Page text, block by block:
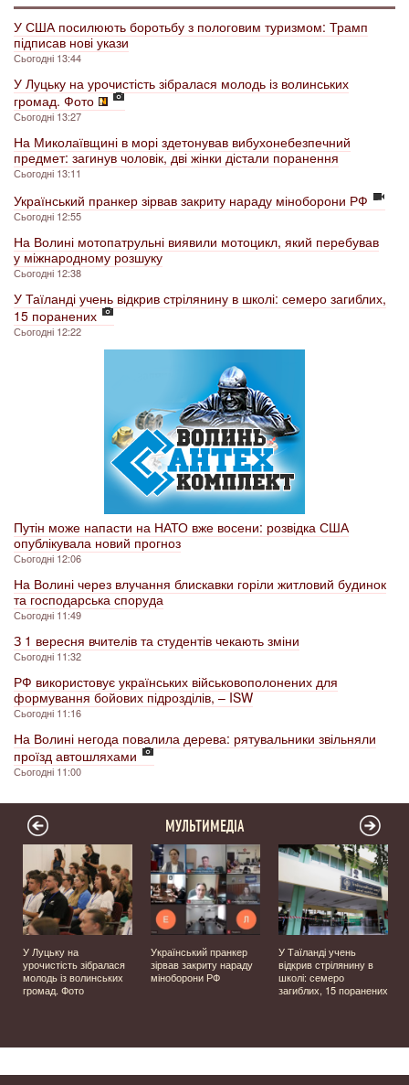
У США посилюють боротьбу з пологовим туризмом: Трамп
підписав нові укази
Сьогодні 13:44
У Луцьку на урочистість зібралася молодь із волинських
громад. Фото
Сьогодні 13:27
На Миколаївщині в морі здетонував вибухонебезпечний
предмет: загинув чоловік, дві жінки дістали поранення
Сьогодні 13:11
Український пранкер зірвав закриту нараду міноборони РФ
Сьогодні 12:55
На Волині мотопатрульні виявили мотоцикл, який перебував
у міжнародному розшуку
Сьогодні 12:38
У Таїланді учень відкрив стрілянину в школі: семеро загиблих,
15 поранених
Сьогодні 12:22
Путін може напасти на НАТО вже восени: розвідка США
опублікувала новий прогноз
Сьогодні 12:06
На Волині через влучання блискавки горіли житловий будинок
та господарська споруда
Сьогодні 11:49
З 1 вересня вчителів та студентів чекають зміни
Сьогодні 11:32
РФ використовує українських військовополонених для
формування бойових підрозділів, – ISW
Сьогодні 11:16
На Волині негода повалила дерева: рятувальники звільняли
проїзд автошляхами
Сьогодні 11:00
МУЛЬТИМЕДІА
У Луцьку на
урочистість зібралася
молодь із волинських
громад. Фото
Український пранкер
зірвав закриту нараду
міноборони РФ
У Таїланді учень
відкрив стрілянину в
школі: семеро
загиблих, 15 поранених